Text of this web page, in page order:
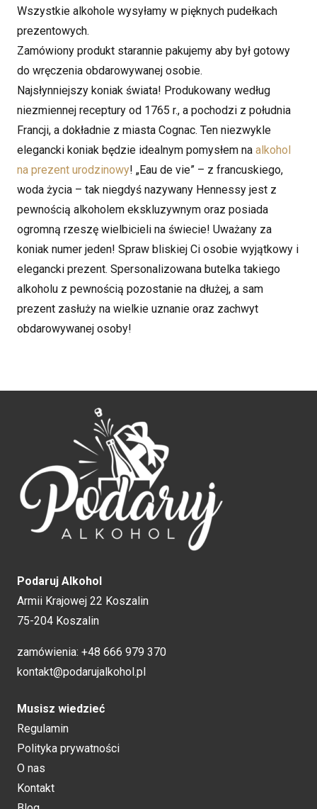
Wszystkie alkohole wysyłamy w pięknych pudełkach
prezentowych.
Zamówiony produkt starannie pakujemy aby był gotowy
do wręczenia obdarowywanej osobie.
Najsłynniejszy koniak świata! Produkowany według
niezmiennej receptury od 1765 r., a pochodzi z południa
Francji, a dokładnie z miasta Cognac. Ten niezwykle
elegancki koniak będzie idealnym pomysłem na alkohol
na prezent urodzinowy! „Eau de vie” – z francuskiego,
woda życia – tak niegdyś nazywany Hennessy jest z
pewnością alkoholem ekskluzywnym oraz posiada
ogromną rzeszę wielbicieli na świecie! Uważany za
koniak numer jeden! Spraw bliskiej Ci osobie wyjątkowy i
elegancki prezent. Spersonalizowana butelka takiego
alkoholu z pewnością pozostanie na dłużej, a sam
prezent zasłuży na wielkie uznanie oraz zachwyt
obdarowywanej osoby!
Podaruj Alkohol
Armii Krajowej 22 Koszalin
75-204 Koszalin
zamówienia: +48 666 979 370
kontakt@podarujalkohol.pl
Musisz wiedzieć
Regulamin
Polityka prywatności
O nas
Kontakt